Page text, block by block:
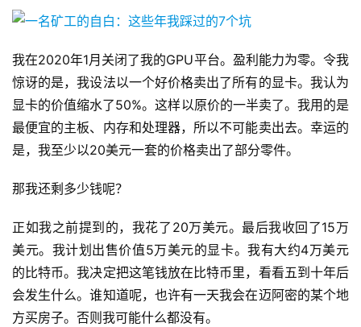
我在2020年1月关闭了我的GPU平台。盈利能力为零。令我
惊讶的是，我设法以一个好价格卖出了所有的显卡。我认为
显卡的价值缩水了50%。这样以原价的一半卖了。我用的是
最便宜的主板、内存和处理器，所以不可能卖出去。幸运的
是，我至少以20美元一套的价格卖出了部分零件。
那我还剩多少钱呢？
正如我之前提到的，我花了20万美元。最后我收回了15万
美元。我计划出售价值5万美元的显卡。我有大约4万美元
的比特币。我决定把这笔钱放在比特币里，看看五到十年后
会发生什么。谁知道呢，也许有一天我会在迈阿密的某个地
方买房子。否则我可能什么都没有。